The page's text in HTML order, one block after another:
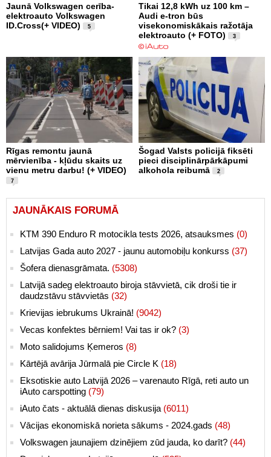
Jaunā Volkswagen cerība-
elektroauto Volkswagen
ID.Cross(+ VIDEO)
5
Tikai 12,8 kWh uz 100 km –
Audi e-tron būs
visekonomiskākais ražotāja
elektroauto (+ FOTO)
3
Rīgas remontu jaunā
mērvienība - kļūdu skaits uz
vienu metru darbu! (+ VIDEO)
7
Šogad Valsts policijā fiksēti
pieci disciplinārpārkāpumi
alkohola reibumā
2
JAUNĀKAIS FORUMĀ
KTM 390 Enduro R motocikla tests 2026, atsauksmes (0)
Latvijas Gada auto 2027 - jaunu automobiļu konkurss (37)
Šofera dienasgrāmata. (5308)
Latvijā sadeg elektroauto biroja stāvvietā, cik droši tie ir
daudzstāvu stāvvietās (32)
Krievijas iebrukums Ukrainā! (9042)
Vecas konfektes bērniem! Vai tas ir ok? (3)
Moto salidojums Ķemeros (8)
Kārtējā avārija Jūrmalā pie Circle K (18)
Eksotiskie auto Latvijā 2026 – varenauto Rīgā, reti auto un
iAuto carspotting (79)
iAuto čats - aktuālā dienas diskusija (6011)
Vācijas ekonomiskā norieta sākums - 2024.gads (48)
Volkswagen jaunajiem dzinējiem zūd jauda, ko darīt? (44)